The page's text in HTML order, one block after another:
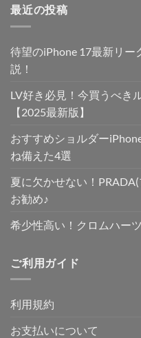
し
最近の投稿
待望のiPhone 17最新リ
説！
LV好き必見！今買うべき
【2025最新版】
おすすめショルダー
ね備えた4選
夏に欠かせない！
お勧め♪
希少性高い！クロムハー
ご利用ガイド
利用規約
お支払いについて